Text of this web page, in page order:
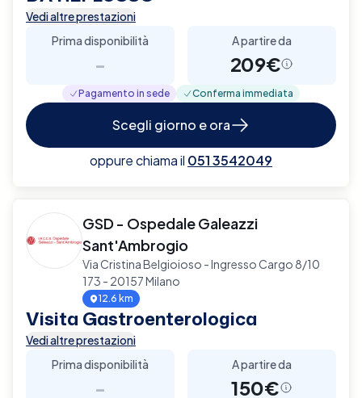
Vedi altre prestazioni
Prima disponibilità
-
A partire da
209€
Pagamento in sede Conferma immediata
Scegli giorno e ora
oppure chiama il 051 3542049
GSD - Ospedale Galeazzi
Sant'Ambrogio
Via Cristina Belgioioso - Ingresso Cargo 8/10
173 - 20157 Milano
12.6 km
Visita Gastroenterologica
Vedi altre prestazioni
Prima disponibilità
-
A partire da
150€